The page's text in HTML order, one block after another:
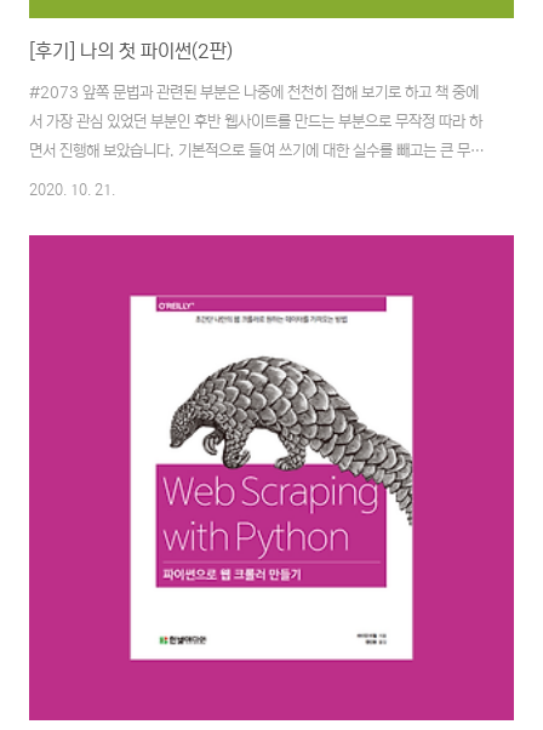
[후기] 나의 첫 파이썬(2판)
#2073 앞쪽 문법과 관련된 부분은 나중에 천천히 접해 보기로 하고 책 중에
서 가장 관심 있었던 부분인 후반 웹사이트를 만드는 부분으로 무작정 따라 하
면서 진행해 보았습니다. 기본적으로 들여 쓰기에 대한 실수를 빼고는 큰 무리
없이 학습을 진행할 수 있었던 것 같습니다. 한 가지 빼곤 전체적으로 따라 하
것과 관련된 것입니다. 배포 과정을 따라 할 때 가장 많은 에러를 접하게 되었
Error 전 우선 python3(3.8.5)을 기준으로 진행해 봤었습니다. // 문제가
되었던 부분 $ pip install psycopg2==2.7.* // 해결책..
2020. 10. 21.